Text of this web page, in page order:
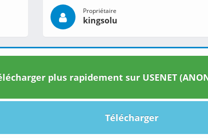
Propriétaire
kingsolu
plus rapidement sur USENET
Télécharger